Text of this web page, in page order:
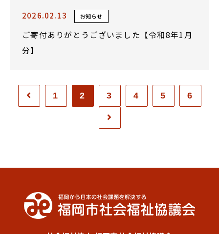
2026.02.13 お知らせ
ご寄付ありがとうございました【令和8年1月
分】
1 2 3 4 5 6